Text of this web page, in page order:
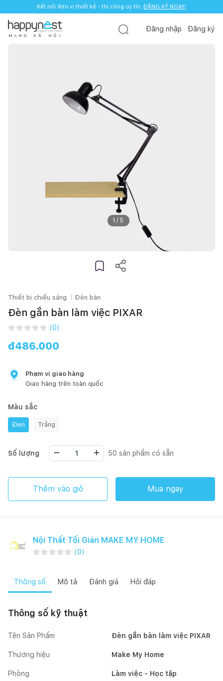
Kết nối đơn vị thiết kế - thi công uy tín. ĐĂNG KÝ NGAY!
M Ạ N G X Ã H Ộ I
Đăng nhập Đăng ký
1 / 5
Thiết bị chiếu sáng Đèn bàn
Đèn gắn bàn làm việc PIXAR
(0)
đ486.000
Phạm vi giao hàng
Giao hàng trên toàn quốc
Màu sắc
Đen Trắng
Số lượng 50 sản phẩm có sẵn
Thêm vào giỏ Mua ngay
Nội Thất Tối Giản MAKE MY HOME
(0)
Thông số Mô tả Đánh giá Hỏi đáp
Thông số kỹ thuật
Tên Sản Phẩm Đèn gắn bàn làm việc PIXAR
Thương hiệu Make My Home
Phòng Làm việc - Học tập